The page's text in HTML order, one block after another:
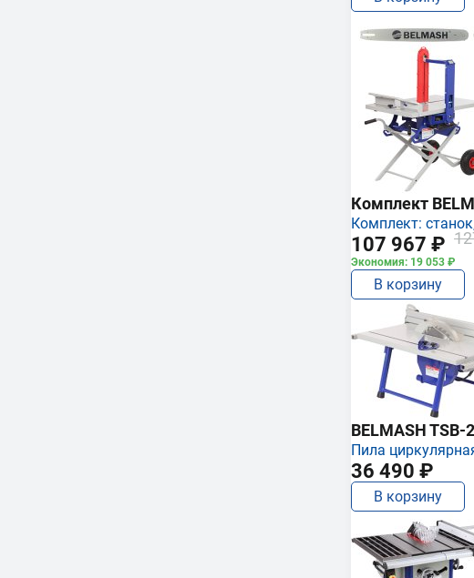
Комплект
Комплект:
107 967 ₽
Экономия: 19 053 ₽
В корзину
BELMASH TSB-
Пила
36 490 ₽
В корзину